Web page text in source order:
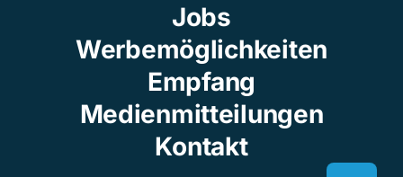
Jobs
Werbemöglichkeiten
Empfang
Medienmitteilungen
Kontakt